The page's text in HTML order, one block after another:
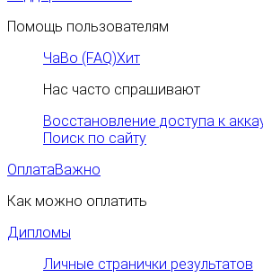
Помощь пользователям
ЧаВо (FAQ)Хит
Нас часто спрашивают
Восстановление доступа к
Поиск по сайту
ОплатаВажно
Как можно оплатить
Дипломы
Личные странички результатов